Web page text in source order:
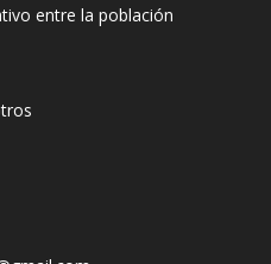
entre la población